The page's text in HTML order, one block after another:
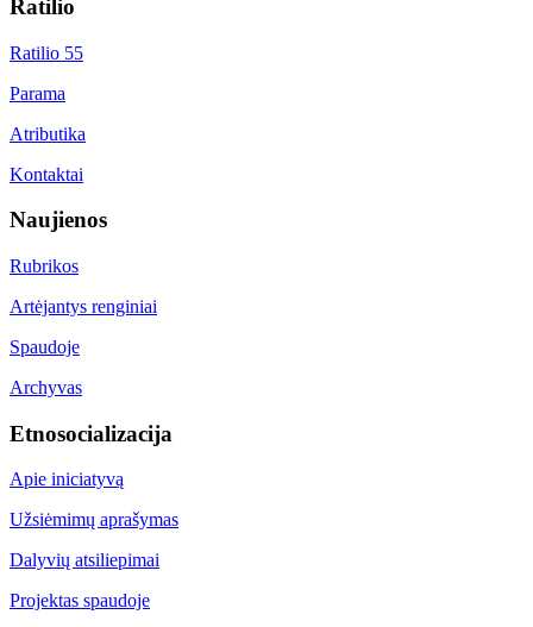
Ratilio
Ratilio 55
Parama
Atributika
Kontaktai
Naujienos
Rubrikos
Artėjantys renginiai
Spaudoje
Archyvas
Etnosocializacija
Apie iniciatyvą
Užsiėmimų aprašymas
Dalyvių atsiliepimai
Projektas spaudoje